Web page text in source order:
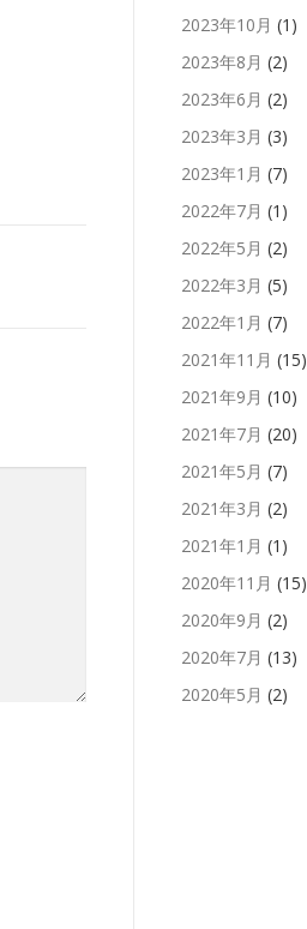
2023年10月 (1)
2023年8月 (2)
2023年6月 (2)
2023年3月 (3)
2023年1月 (7)
2022年7月 (1)
2022年5月 (2)
2022年3月 (5)
2022年1月 (7)
2021年11月 (15)
2021年9月 (10)
2021年7月 (20)
2021年5月 (7)
2021年3月 (2)
2021年1月 (1)
2020年11月 (15)
2020年9月 (2)
2020年7月 (13)
2020年5月 (2)